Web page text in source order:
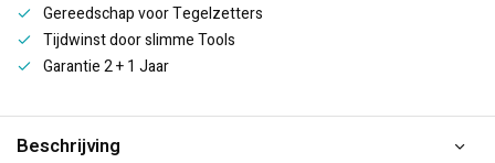
Gereedschap voor Tegelzetters
Tijdwinst door slimme Tools
Garantie 2 + 1 Jaar
Beschrijving